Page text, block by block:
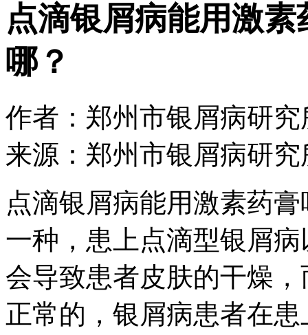
点滴银屑病能用激
哪？
作者：郑州市银屑病研究
来源：郑州市银屑病研究
点滴银屑病能用激素药
一种，患上点滴型银屑
会导致患者皮肤的干燥
正常的，银屑病患者在